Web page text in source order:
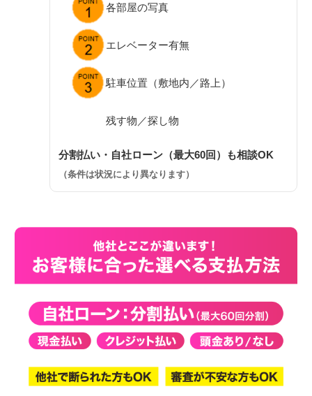
各部屋の写真
エレベーター有無
駐車位置（敷地内／路上）
残す物／探し物
分割払い・自社ローン（最大60回）も相談OK
（条件は状況により異なります）